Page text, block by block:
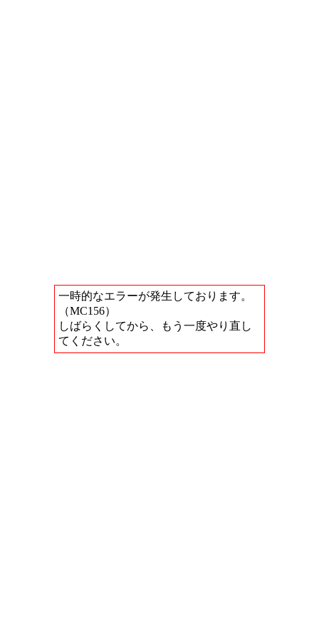
一時的なエラーが発生しております。
（MC156）
しばらくしてから、もう一度やり直し
てください。